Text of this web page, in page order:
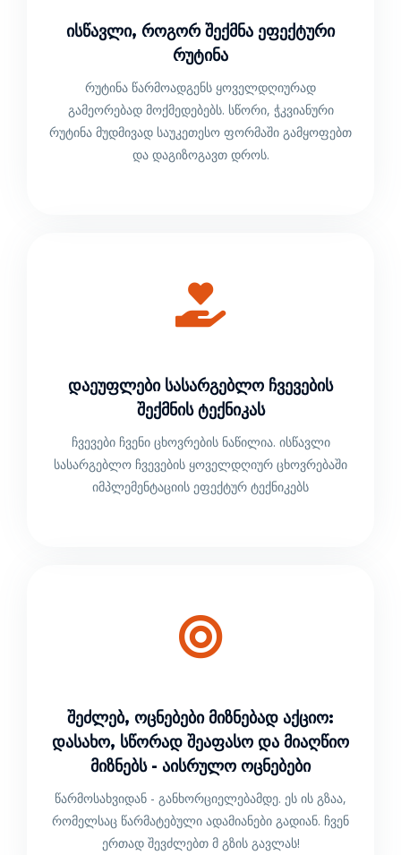
Ისწავლი, Როგორ Შექმნა Ეფექტური
Რუტინა
რუტინა წარმოადგენს ყოველდღიურად
გამეორებად მოქმედებებს. სწორი, ჭკვიანური
რუტინა მუდმივად საუკეთესო ფორმაში გამყოფებთ
და დაგიზოგავთ დროს.
Დაეუფლები Სასარგებლო Ჩვევების
Შექმნის Ტექნიკას
ჩვევები ჩვენი ცხოვრების ნაწილია. ისწავლი
სასარგებლო ჩვევების ყოველდღიურ ცხოვრებაში
იმპლემენტაციის ეფექტურ ტექნიკებს
Შეძლებ, Ოცნებები Მიზნებად Აქციო:
Დასახო, Სწორად Შეაფასო Და Მიაღწიო
Მიზნებს - Აისრულო Ოცნებები
წარმოსახვიდან - განხორციელებამდე. ეს ის გზაა,
რომელსაც წარმატებული ადამიანები გადიან. ჩვენ
ერთად შევძლებთ მ გზის გავლას!